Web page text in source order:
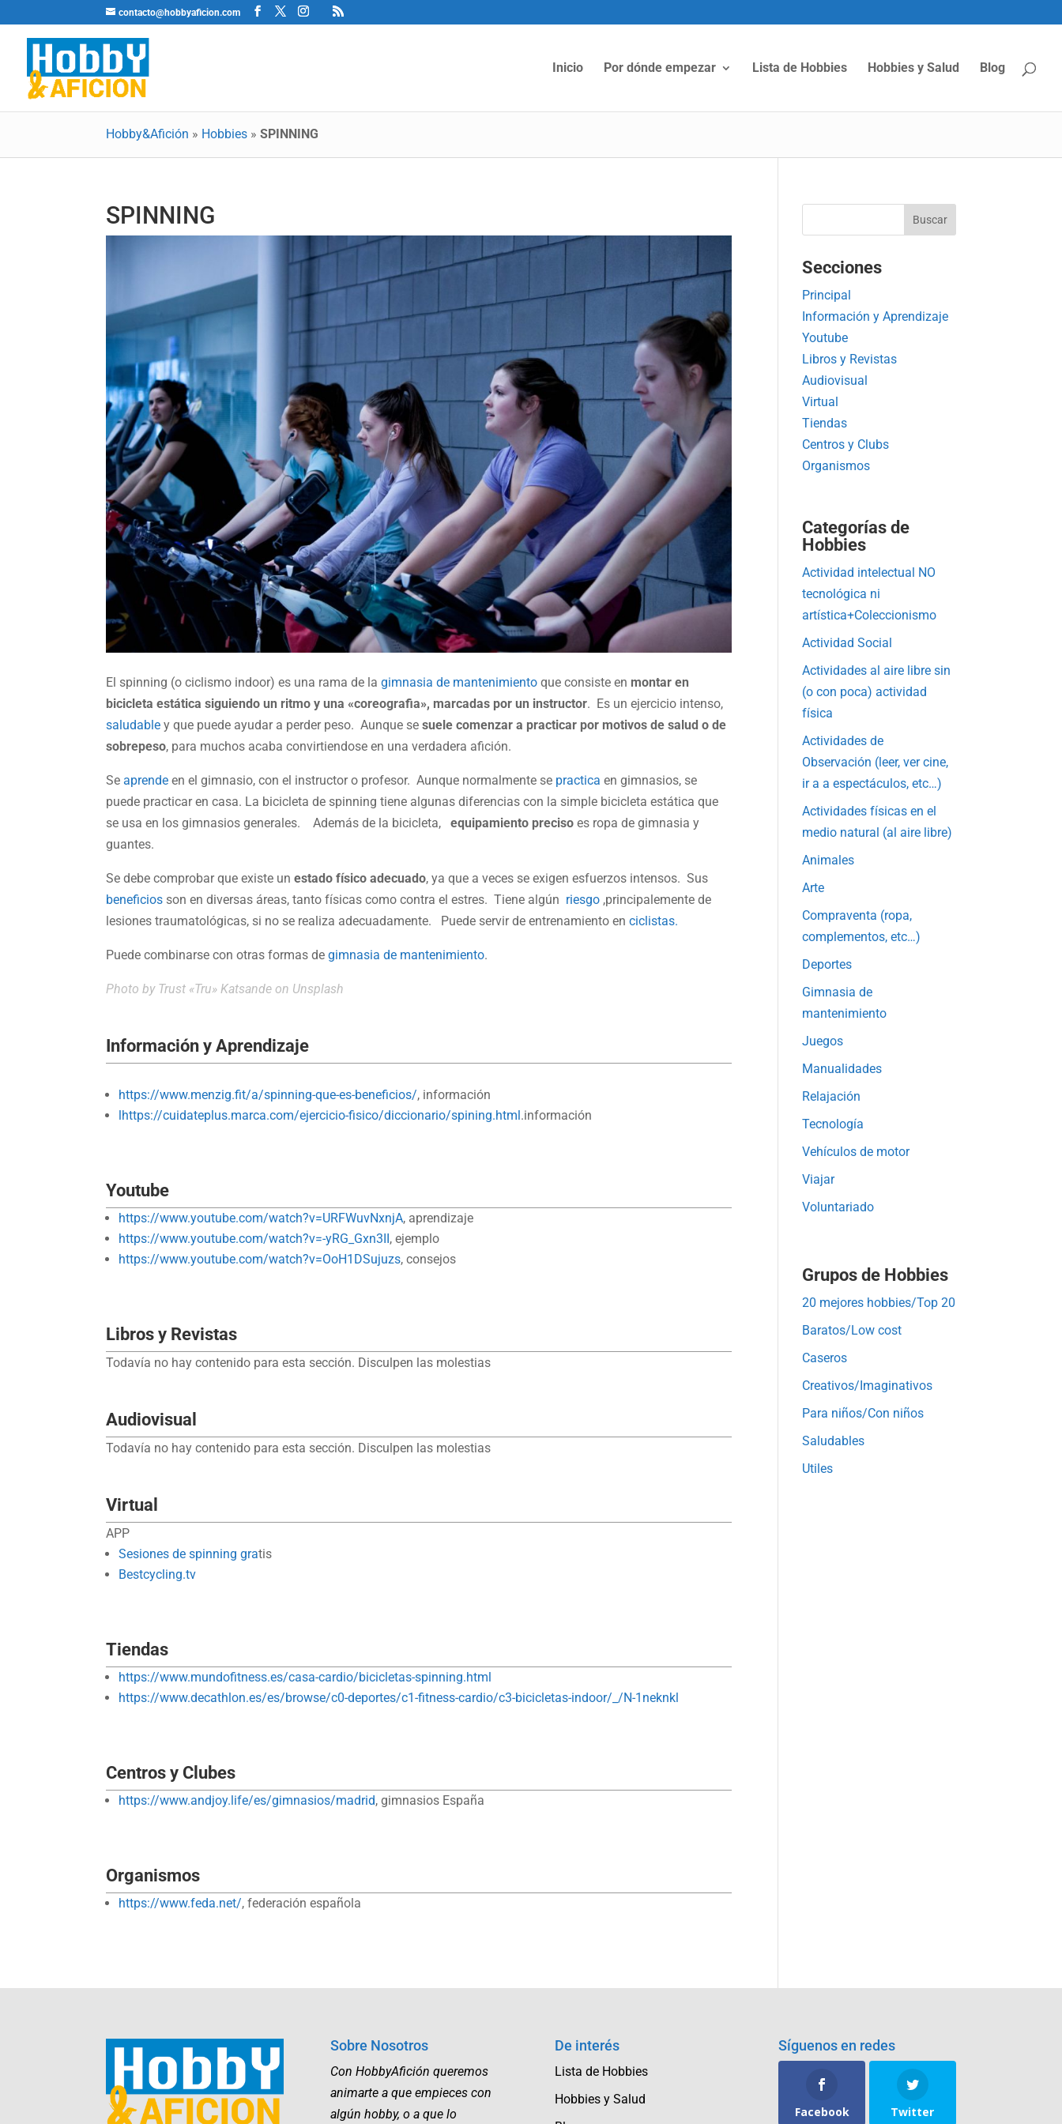
contacto@hobbyaficion.com
Hobby&Afición » Hobbies »SPINNING
Inicio Por dónde empezar Lista de Hobbies Hobbies y Salud Blog
SPINNING
El spinning (o ciclismo indoor) es una rama de lagimnasia de mantenimiento que consiste en montar en
bicicleta estática siguiendo un ritmo y una «coreografia», marcadas por un instructor. Es un ejercicio intenso,
saludable y que puede ayudar a perder peso. Aunque se suele comenzar a practicar por motivos de salud o de
sobrepeso, para muchos acaba convirtiendose en una verdadera afición.
Se aprende en el gimnasio, con el instructor o profesor. Aunque normalmente se practica en gimnasios, se
puede practicar en casa. La bicicleta de spinning tiene algunas diferencias con la simple bicicleta estática que
se usa en los gimnasios generales. Además de la bicicleta,equipamiento preciso es ropa de gimnasia y
guantes.
Se debe comprobar que existe un estado físico adecuado, ya que a veces se exigen esfuerzos intensos. Sus
beneficios son en diversas áreas, tanto físicas como contra el estres. Tiene algún riesgo ,principalemente de
lesiones traumatológicas, si no se realiza adecuadamente. Puede servir de entrenamiento en ciclistas.
Puede combinarse con otras formas de gimnasia de mantenimiento.
Photo by Trust «Tru» Katsande on Unsplash
Información y Aprendizaje
https://www.menzig.fit/a/spinning-que-es-beneficios/, información
lhttps://cuidateplus.marca.com/ejercicio-fisico/diccionario/spining.html.información
Youtube
https://www.youtube.com/watch?v=URFWuvNxnjA, aprendizaje
https://www.youtube.com/watch?v=-yRG_Gxn3II, ejemplo
https://www.youtube.com/watch?v=OoH1DSujuzs, consejos
Libros y Revistas
Todavía no hay contenido para esta sección. Disculpen las molestias
Audiovisual
Todavía no hay contenido para esta sección. Disculpen las molestias
Virtual
APP
Sesiones de spinning gratis
Bestcycling.tv
Tiendas
https://www.mundofitness.es/casa-cardio/bicicletas-spinning.html
https://www.decathlon.es/es/browse/c0-deportes/c1-fitness-cardio/c3-bicicletas-indoor/_/N-1neknkl
Centros y Clubes
https://www.andjoy.life/es/gimnasios/madrid, gimnasios España
Organismos
https://www.feda.net/, federación española
Secciones
Principal
Información y Aprendizaje
Youtube
Libros y Revistas
Audiovisual
Virtual
Tiendas
Centros y Clubs
Organismos
Categorías de
Hobbies
Actividad intelectual NO
tecnológica ni
artística+Coleccionismo
Actividad Social
Actividades al aire libre sin
(o con poca) actividad
física
Actividades de
Observación (leer, ver cine,
ir a a espectáculos, etc…)
Actividades físicas en el
medio natural (al aire libre)
Animales
Arte
Compraventa (ropa,
complementos, etc…)
Deportes
Gimnasia de
mantenimiento
Juegos
Manualidades
Relajación
Tecnología
Vehículos de motor
Viajar
Voluntariado
Grupos de Hobbies
20 mejores hobbies/Top 20
Baratos/Low cost
Caseros
Creativos/Imaginativos
Para niños/Con niños
Saludables
Utiles
Sobre Nosotros
Con HobbyAfición queremos
animarte a que empieces con
algún hobby, o a que lo
De interés
Lista de Hobbies
Hobbies y Salud
Síguenos en redes
Facebook Twitter